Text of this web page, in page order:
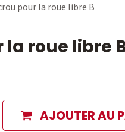
pour la roue libre B
la roue libre
AJOUTER AU